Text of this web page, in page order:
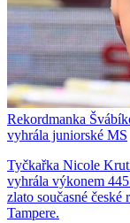
Rekordmanka
vyhrála juniorské MS
Tyčkařka Nicole
vyhrála výkonem
zlato současné
Tampere.